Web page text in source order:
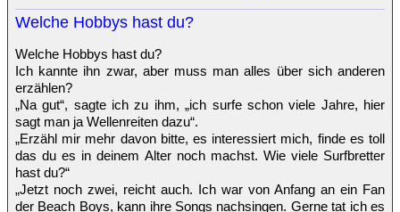
Welche Hobbys hast du?
Welche Hobbys hast du?
Ich kannte ihn zwar, aber muss man alles über sich anderen
erzählen?
„Na gut“, sagte ich zu ihm, „ich surfe schon viele Jahre, hier
sagt man ja Wellenreiten dazu“.
„Erzähl mir mehr davon bitte, es interessiert mich, finde es toll
das du es in deinem Alter noch machst. Wie viele Surfbretter
hast du?“
„Jetzt noch zwei, reicht auch. Ich war von Anfang an ein Fan
der Beach Boys, kann ihre Songs nachsingen. Gerne tat ich es